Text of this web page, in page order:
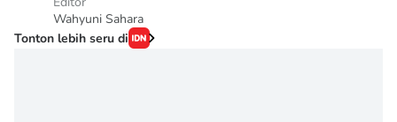
Wahyuni Sahara
Tonton lebih seru di